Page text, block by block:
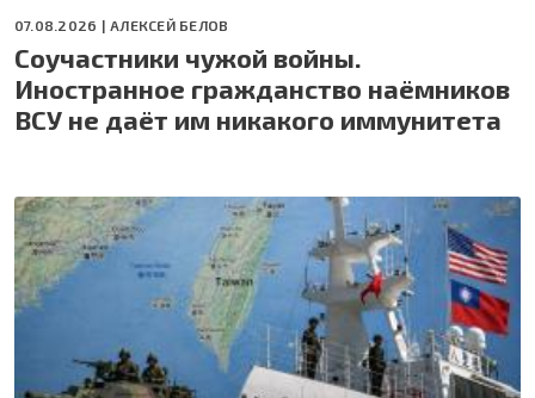
07.08.2026 |АЛЕКСЕЙ БЕЛОВ
Соучастники чужой войны.
Иностранное гражданство наёмников
ВСУ не даёт им никакого иммунитета